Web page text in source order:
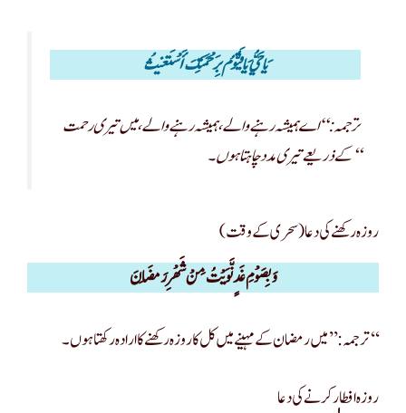
يَا حَيُّ يَا قَيُّومُ بِرَحْمَتِكَ أَسْتَغيثُ
ترجمہ: “اے ہمیشہ رہنے والے، ہمیشہ رہنے والے، میں تیری رحمت
کے ذریعے تیری مدد چاہتا ہوں۔‘‘
روزہ رکھنے کی دعا (سحری کے وقت)
وَبِصَوْمِ غَدٍ نَّوَيْتُ مِنْ شَهْرِ رَمَضَانَ
ترجمہ: ’’میں رمضان کے مہینے میں کل کا روزہ رکھنے کا ارادہ رکھتا ہوں۔‘‘
روزہ افطار کرنے کی دعا